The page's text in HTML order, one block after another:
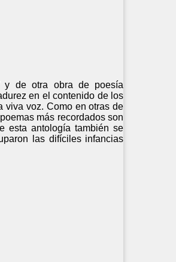
y de otra obra de poesía
en el contenido de los
viva voz. Como en otras de
más recordados son
esta antología también se
las difíciles infancias